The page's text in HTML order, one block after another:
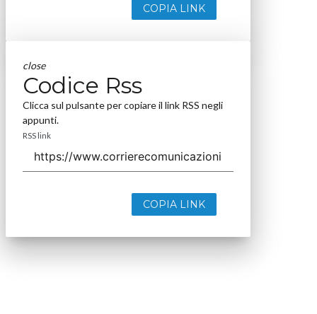
COPIA LINK
close
Codice Rss
Clicca sul pulsante per copiare il link RSS negli
appunti.
RSS link
COPIA LINK